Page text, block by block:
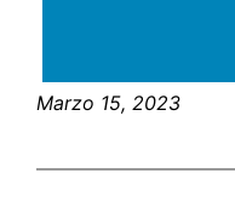
Marzo 15, 2023